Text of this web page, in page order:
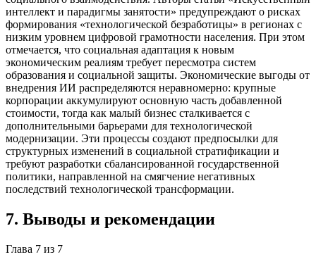
интеллект и парадигмы занятости» предупреждают о рисках
формирования «технологической безработицы» в регионах с
низким уровнем цифровой грамотности населения. При этом
отмечается, что социальная адаптация к новым
экономическим реалиям требует пересмотра систем
образования и социальной защиты. Экономические выгоды от
внедрения ИИ распределяются неравномерно: крупные
корпорации аккумулируют основную часть добавленной
стоимости, тогда как малый бизнес сталкивается с
дополнительными барьерами для технологической
модернизации. Эти процессы создают предпосылки для
структурных изменений в социальной стратификации и
требуют разработки сбалансированной государственной
политики, направленной на смягчение негативных
последствий технологической трансформации.
7. Выводы и рекомендации
Глава 7 из 7